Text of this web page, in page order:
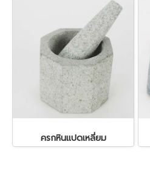
ครกหินแปดเหลี่ยม